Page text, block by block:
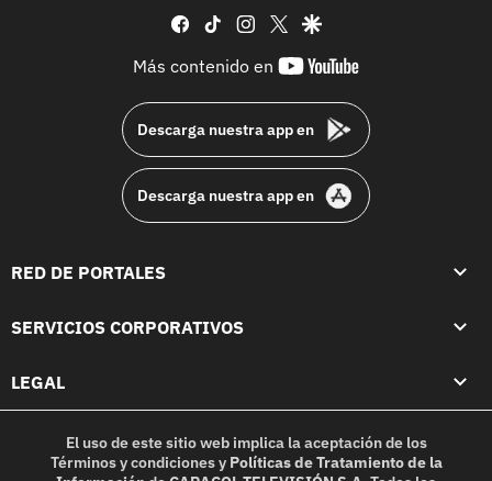
facebook
tiktok instagram
twittergoogle
Más contenido en
youtube-
Descarga nuestra app en
Descarga nuestra app en
RED DE PORTALES
SERVICIOS CORPORATIVOS
LEGAL
El uso de este sitio web implica la aceptación de los
Términos y condicionesy Políticas de Tratamiento de la